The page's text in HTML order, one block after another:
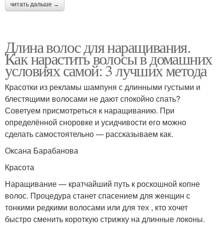
читать дальше →
Длина волос для наращивания.
Как нарастить волосы в домашних
условиях самой: 3 лучших метода
Красотки из рекламы шампуня с длинными густыми и
блестящими волосами не дают спокойно спать?
Советуем присмотреться к наращиванию. При
определённой сноровке и усидчивости его можно
сделать самостоятельно — рассказываем как.
Оксана Барабанова
Красота
Наращивание — кратчайший путь к роскошной копне
волос. Процедура станет спасением для женщин с
тонкими редкими волосами или для тех , кто хочет
быстро сменить короткую стрижку на длинные локоны.